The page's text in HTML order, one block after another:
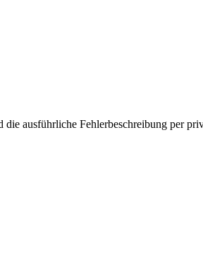
ausführliche Fehlerbeschreibung per